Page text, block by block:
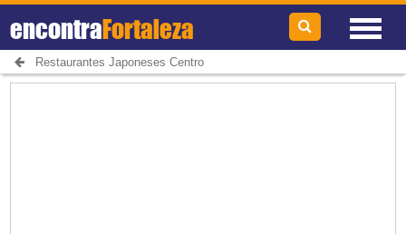
encontraFortaleza
Restaurantes Japoneses Centro